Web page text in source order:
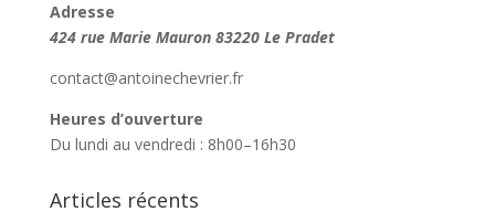
Adresse
424 rue Marie Mauron 83220 Le Pradet
contact@antoinechevrier.fr
Heures d’ouverture
Du lundi au vendredi : 8h00–16h30
Articles récents